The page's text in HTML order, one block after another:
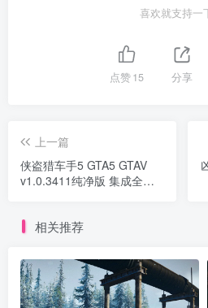
喜欢就支持一
点赞15 分享
上一篇
侠盗猎车手5 GTA5 GTAV
v1.0.3411纯净版 集成全
相关推荐